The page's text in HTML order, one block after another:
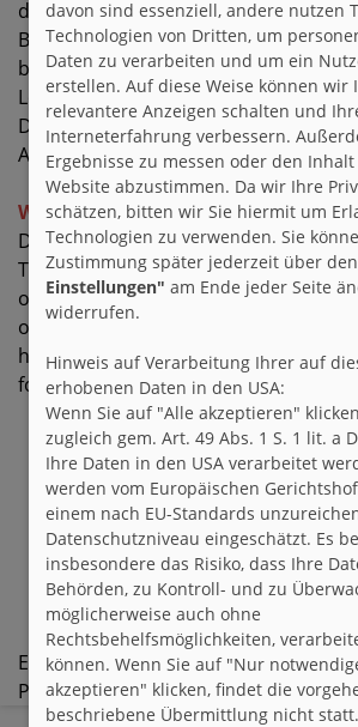
deines Usernamens an
Bearbeitung deiner Mail (je nach
bekommst du von uns eine
Löschung deines Accounts (dies
Daten). Schicke uns diese Mail
Adresse aus, mit der du dich auch
Warum wird mein Foto nicht
Die Freischaltung der Fotos kann
Tage dauern. Du kannst am Status
ob es noch in der Warteschlange
oder freigegeben wurde.
hochgeladenes Bild hast du
folgenden Regeln verletzt:
pornographischer oder
gesetzeswidriger Inhalt
unangemessener Inhalt für
brieffreunde.de
beleidigender oder
beinhaltende Werbung für
Ein wiederholter Verstoß kann zur
Profils führen.
davon sind essenziell, andere nutzen
Technologien von Dritten, um
Daten zu verarbeiten und um ein
erstellen. Auf diese Weise können wir
relevantere Anzeigen schalten und
Interneterfahrung verbessern.
Ergebnisse zu messen oder den
Website abzustimmen. Da wir Ihre
schätzen, bitten wir Sie hiermit um
Technologien zu verwenden. Sie
Zustimmung später jederzeit über den
Einstellungen" am Ende jeder Seite
widerrufen.
Hinweis auf Verarbeitung Ihrer auf
erhobenen Daten in den USA:
Wenn Sie auf "Alle akzeptieren"
zugleich gem. Art. 49 Abs. 1 S. 1 lit. a
Ihre Daten in den USA verarbeitet
werden vom Europäischen
einem nach EU-Standards
Datenschutzniveau eingeschätzt. Es
insbesondere das Risiko, dass Ihre
Behörden, zu Kontroll- und zu
möglicherweise auch ohne
Rechtsbehelfsmöglichkeiten,
können. Wenn Sie auf "Nur
akzeptieren" klicken, findet die
beschriebene Übermittlung nicht statt.